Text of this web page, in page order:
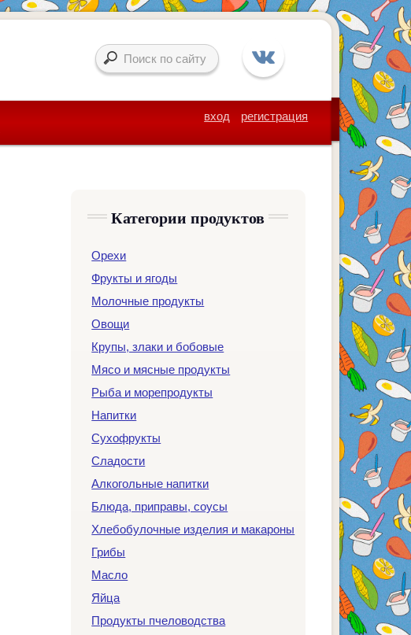
вход регистрация
Категории продуктов
Орехи
Фрукты и ягоды
Молочные продукты
Овощи
Крупы, злаки и бобовые
Мясо и мясные продукты
Рыба и морепродукты
Напитки
Сухофрукты
Сладости
Алкогольные напитки
Блюда, приправы, соусы
Хлебобулочные изделия и макароны
Грибы
Масло
Яйца
Продукты пчеловодства